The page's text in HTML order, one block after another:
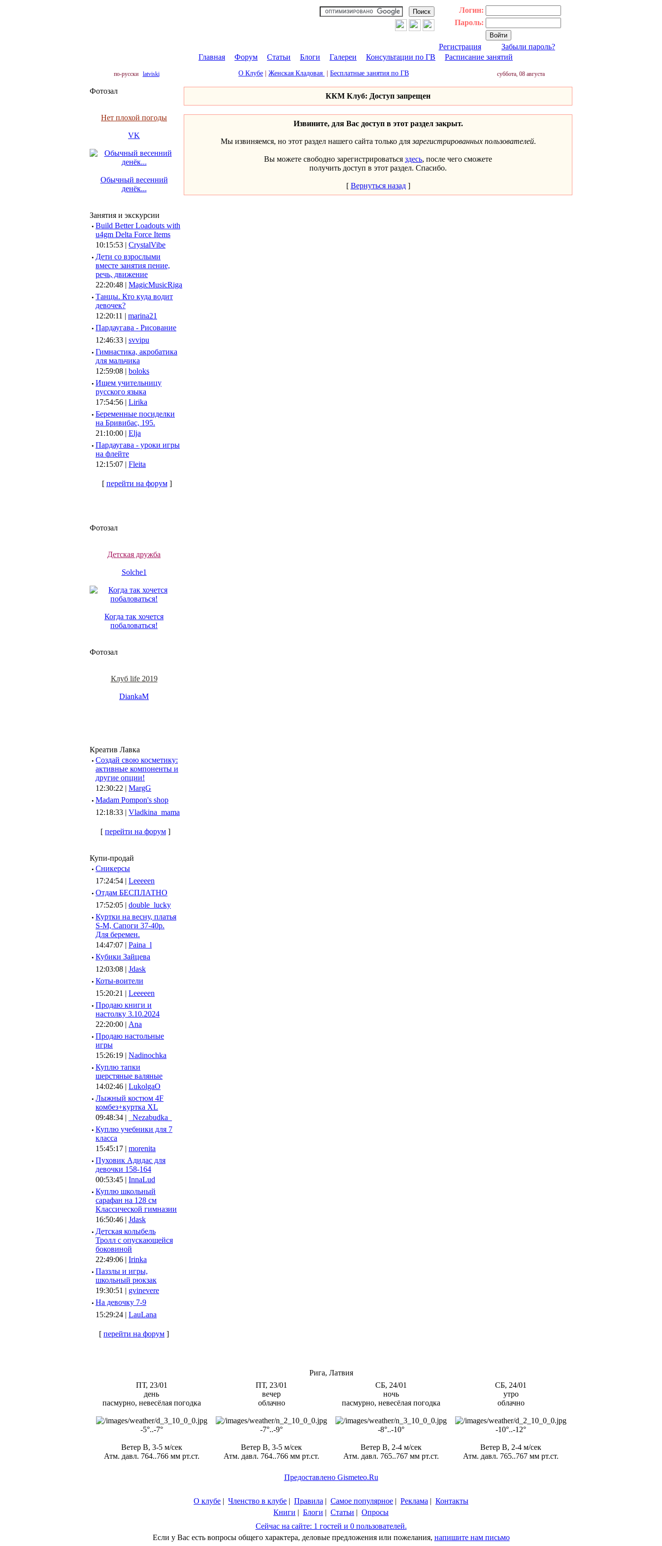
Логин:
Пароль:
Регистрация
Забыли пароль?
Главная
Форум Статьи Блоги Галереи Консультации по ГВ Расписание занятий
по-русски latviski О Клубе Женская Кладовая Бесплатные занятия по ГВ суббота, 08 августа
Фотозал
Нет плохой погоды
VK
Обычный весенний
денёк...
Занятия и экскурсии
· Build Better Loadouts with
u4gm Delta Force Items
10:15:53 | CrystalVibe
· Дети со взрослыми
вместе занятия пение,
речь, движение
22:20:48 | MagicMusicRiga
· Танцы. Кто куда водит
девочек?
12:20:11 | marina21
· Пардаугава - Рисование
12:46:33 | svvipu
· Гимнастика, акробатика
для мальчика
12:59:08 | boloks
· Ищем учительницу
русского языка
17:54:56 | Lirika
· Беременные посиделки
на Бривибас, 195.
21:10:00 | Elja
· Пардаугава - уроки игры
на флейте
12:15:07 | Fleita
[ перейти на форум]
Фотозал
Детская дружба
Solche1
Когда так хочется
побаловаться!
Фотозал
Клуб life 2019
DiankaM
Креатив Лавка
· Создай свою косметику:
активные компоненты и
другие опции!
12:30:22 | MargG
· Madam Pompon's shop
12:18:33 | Vladkina_mama
[ перейти на форум ]
Купи-продай
· Сникерсы
17:24:54 | Leeeeen
· Отдам БЕСПЛАТНО
17:52:05 | double_lucky
· Куртки на весну, платья
S-M, Сапоги 37-40р.
Для беремен.
14:47:07 | Paina_l
· Кубики Зайцева
12:03:08 | Jdask
· Коты-воители
15:20:21 | Leeeeen
· Продаю книги и
настолку 3.10.2024
22:20:00 | Ana
· Продаю настольные
игры
15:26:19 | Nadinochka
· Куплю тапки
шерстяные валяные
14:02:46 | LukolgaO
· Лыжный костюм 4F
комбез+куртка XL
09:48:34 |
_Nezabudka_
· Куплю учебники для 7
класса
15:45:17 | morenita
· Пуховик Адидас для
девочки 158-164
00:53:45 | InnaLud
· Куплю школьный
сарафан на 128 см
Классической гимназии
16:50:46 | Jdask
· Детская колыбель
Тролл с опускающейся
боковиной
22:49:06 | Irinka
· Паззлы и игры,
школьный рюкзак
19:30:51 | gvinevere
· Hа девочку 7-9
15:29:24 | LauLana
[ перейти на форум ]
ККМ Клуб: Доступ запрещен
Извините, для Вас доступ в этот раздел закрыт.
Мы извиняемся, но этот раздел нашего сайта только длязарегистрированных пользователей.
Вы можете свободно зарегистрироваться здесь, после чего сможете
получить доступ в этот раздел. Спасибо.
[ Вернуться назад]
Рига, Латвия
ПТ, 23/01
день
пасмурно, невесёлая погодка
-5°..-7°
Ветер В, 3-5 м/сек
Атм. давл. 764..766 мм рт.ст.
ПТ, 23/01
вечер
облачно
-7°..-9°
Ветер В, 3-5 м/сек
Атм. давл. 764..766 мм рт.ст.
СБ, 24/01
ночь
пасмурно, невесёлая погодка
-8°..-10°
Ветер В, 2-4 м/сек
Атм. давл. 765..767 мм рт.ст.
СБ, 24/01
утро
облачно
-10°..-12°
Ветер В, 2-4 м/сек
Атм. давл. 765..767 мм рт.ст.
Предоставлено Gismeteo.Ru
О клубе | Членство в клубе | Правила | Самое популярное | Реклама | Контакты
Книги | Блоги | Статьи | Опросы
Сейчас на сайте: 1 гостей и 0 пользователей.
Если у Вас есть вопросы общего характера, деловые предложения или пожелания, напишите нам письмо